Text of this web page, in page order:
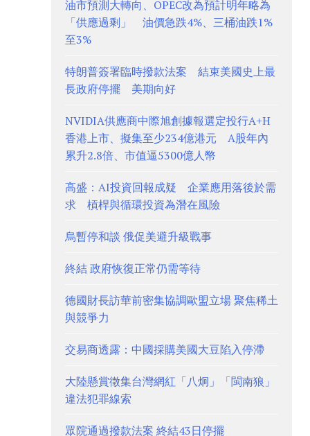
油市預測大轉向、OPEC改為預計明年略為
「供應過剩」 油價急跌4%、三桶油跌1%
至3%
特朗普簽署臨時撥款法案 結束美國史上最
長政府停擺 美期向好
NVIDIA供應商中際旭創據報選定投行A+H
香港上市、擬集至少234億港元 A股年內
累升2.8倍、市值逼5300億人幣
高盛：AI投資回報成疑 企業應用落後於需
求 槓桿與循環投資為潛在風險
烏暫停和談 俄促美避升級戰事
終結 政府恢復正常仍需等待
德國財長訪華前密集協調歐盟立場 聚焦稀土
與競爭力
交易商透露：中國採購美國大豆陷入停滯
大陸懸賞徵集台灣網紅「八炯」「閩南狼」
違法犯罪線索
眾院通過撥款法案 終結43日停擺